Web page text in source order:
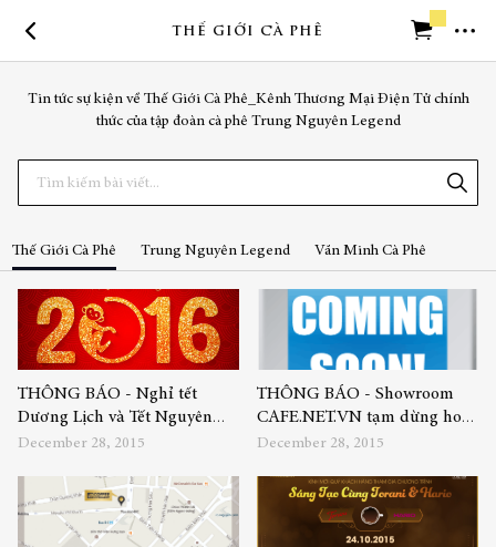
THẾ GIỚI CÀ PHÊ
Cần trợ giúp
Tin tức sự kiện về Thế Giới Cà Phê_Kênh Thương Mại Điện Tử chính
thức của tập đoàn cà phê Trung Nguyên Legend
Thế Giới Cà Phê Trung Nguyên Legend Văn Minh Cà Phê
THÔNG BÁO - Nghỉ tết
Dương Lịch và Tết Nguyên
Đán Bính Thân 2016
December 28, 2015
THÔNG BÁO - Showroom
CAFE.NET.VN tạm dừng hoạt
động để sửa chữa.
December 28, 2015